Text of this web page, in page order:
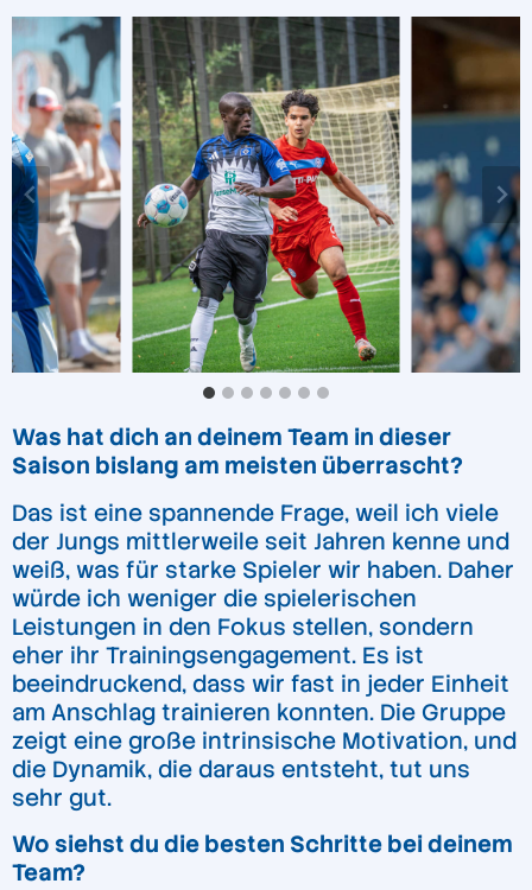
Was hat dich an deinem Team in dieser
Saison bislang am meisten überrascht?
Das ist eine spannende Frage, weil ich viele
der Jungs mittlerweile seit Jahren kenne und
weiß, was für starke Spieler wir haben. Daher
würde ich weniger die spielerischen
Leistungen in den Fokus stellen, sondern
eher ihr Trainingsengagement. Es ist
beeindruckend, dass wir fast in jeder Einheit
am Anschlag trainieren konnten. Die Gruppe
zeigt eine große intrinsische Motivation, und
die Dynamik, die daraus entsteht, tut uns
sehr gut.
Wo siehst du die besten Schritte bei deinem
Team?